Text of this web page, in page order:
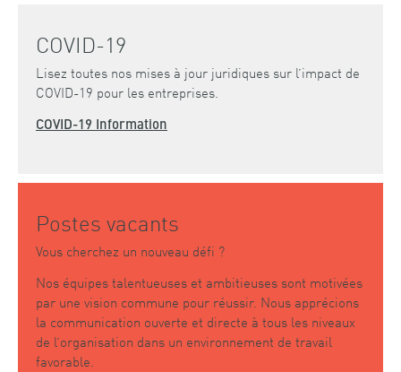
COVID-19
Lisez toutes nos mises à jour juridiques sur l’impact de
COVID-19 pour les entreprises.
COVID-19 Information
Postes vacants
Vous cherchez un nouveau défi ?
Nos équipes talentueuses et ambitieuses sont motivées
par une vision commune pour réussir. Nous apprécions
la communication ouverte et directe à tous les niveaux
de l’organisation dans un environnement de travail
favorable.